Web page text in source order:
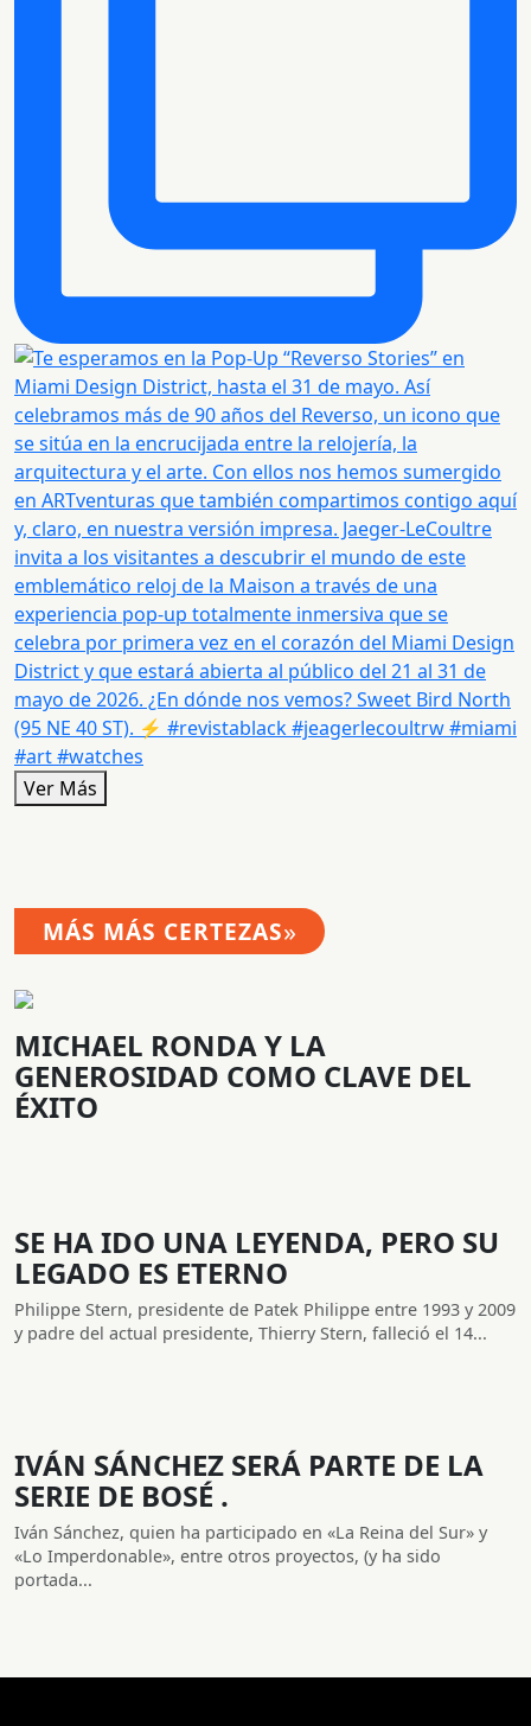
Ver Más
MÁS MÁS CERTEZAS»
MICHAEL RONDA Y LA
GENEROSIDAD COMO CLAVE DEL
ÉXITO
SE HA IDO UNA LEYENDA, PERO SU
LEGADO ES ETERNO
Philippe Stern, presidente de Patek Philippe entre 1993 y 2009
y padre del actual presidente, Thierry Stern, falleció el 14...
IVÁN SÁNCHEZ SERÁ PARTE DE LA
SERIE DE BOSÉ .
Iván Sánchez, quien ha participado en «La Reina del Sur» y
«Lo Imperdonable», entre otros proyectos, (y ha sido
portada...